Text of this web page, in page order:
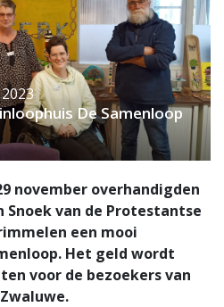
De Samenloop
november overhandigden
Snoek van de Protestantse
een mooi
Het geld wordt
voor de bezoekers van